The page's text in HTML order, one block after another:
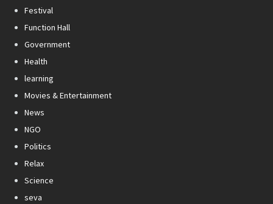
Festival
Function Hall
Government
Health
learning
Movies & Entertainment
News
NGO
Politics
Relax
Science
seva